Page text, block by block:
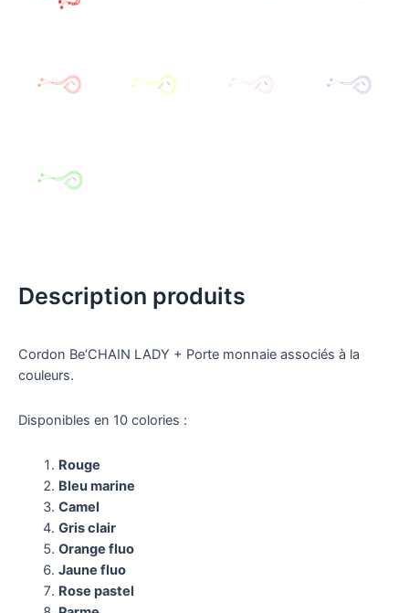
Description produits
Cordon Be’CHAIN LADY + Porte monnaie associés à la
couleurs.
Disponibles en 10 colories :
Rouge
Bleu marine
Camel
Gris clair
Orange fluo
Jaune fluo
Rose pastel